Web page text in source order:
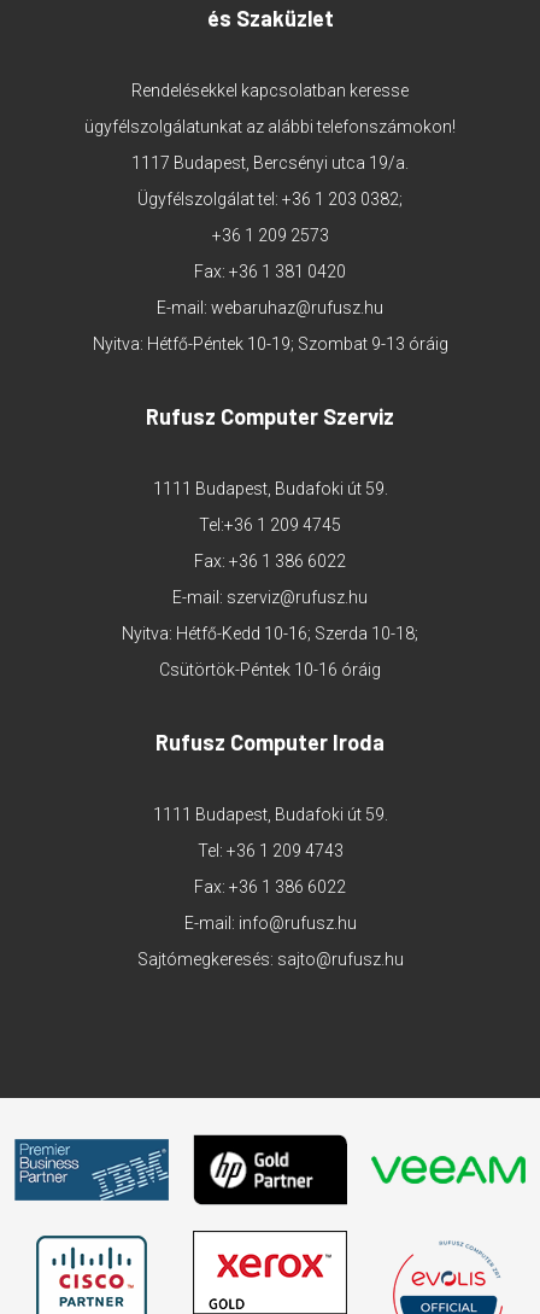
és Szaküzlet
Rendelésekkel kapcsolatban keresse
ügyfélszolgálatunkat az alábbi telefonszámokon!
1117 Budapest, Bercsényi utca 19/a.
Ügyfélszolgálat tel: +36 1 203 0382;
+36 1 209 2573
Fax: +36 1 381 0420
E-mail: webaruhaz@rufusz.hu
Nyitva: Hétfő-Péntek 10-19; Szombat 9-13 óráig
Rufusz Computer Szerviz
1111 Budapest, Budafoki út 59.
Tel:+36 1 209 4745
Fax: +36 1 386 6022
E-mail: szerviz@rufusz.hu
Nyitva: Hétfő-Kedd 10-16; Szerda 10-18;
Csütörtök-Péntek 10-16 óráig
Rufusz Computer Iroda
1111 Budapest, Budafoki út 59.
Tel: +36 1 209 4743
Fax: +36 1 386 6022
E-mail: info@rufusz.hu
Sajtómegkeresés: sajto@rufusz.hu